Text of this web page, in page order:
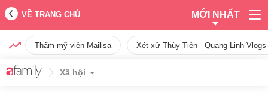
VỀ TRANG CHỦ MỚI NHẤT
Thẩm mỹ viện Mailisa Xét xử Thùy Tiên - Quang Linh
Xã hội